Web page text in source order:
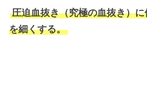
圧迫血抜き（究極の血抜き）
を細くする。